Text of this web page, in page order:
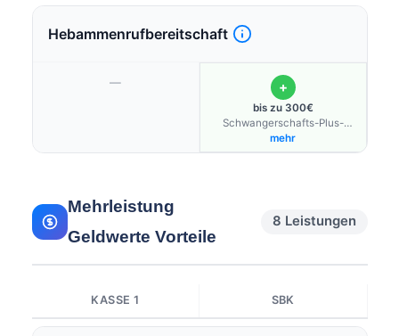
Hebammenrufbereitschaft
— +
bis zu 300€
Schwangerschafts-Plus-
Budget
mehr
Mehrleistung
Geldwerte Vorteile
8 Leistungen
KASSE 1 SBK